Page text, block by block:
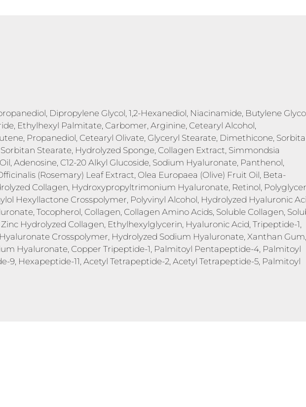
Dipropylene Glycol, 1,2-Hexanediol, Niacinamide, Butylene
Ethylhexyl Palmitate, Carbomer, Arginine, Cetearyl Alcohol,
Propanediol, Cetearyl Olivate, Glyceryl Stearate, Dimethicone,
Sorbitan Stearate, Hydrolyzed Sponge, Collagen Extract, Simmondsia
Adenosine, C12-20 Alkyl Glucoside, Sodium Hyaluronate, Panthenol,
(Rosemary) Leaf Extract, Olea Europaea (Olive) Fruit Oil, Beta-
Collagen, Hydroxypropyltrimonium Hyaluronate, Retinol,
Hexyllactone Crosspolymer, Polyvinyl Alcohol, Hydrolyzed Hyaluronic
Tocopherol, Collagen, Collagen Amino Acids, Soluble Collagen,
Hydrolyzed Collagen, Ethylhexylglycerin, Hyaluronic Acid, Tripeptide-1,
Crosspolymer, Hydrolyzed Sodium Hyaluronate, Xanthan Gum,
Hyaluronate, Copper Tripeptide-1, Palmitoyl Pentapeptide-4, Palmitoyl
9, Hexapeptide-11, Acetyl Tetrapeptide-2, Acetyl Tetrapeptide-5, Palmitoyl